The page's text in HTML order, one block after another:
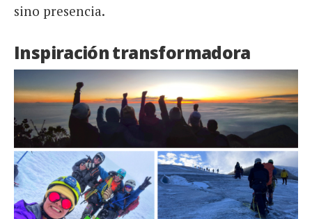
sino presencia.
Inspiración transformadora